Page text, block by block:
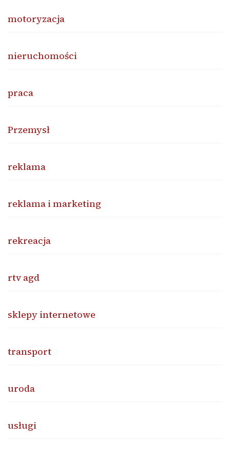
motoryzacja
nieruchomości
praca
Przemysł
reklama
reklama i marketing
rekreacja
rtv agd
sklepy internetowe
transport
uroda
usługi